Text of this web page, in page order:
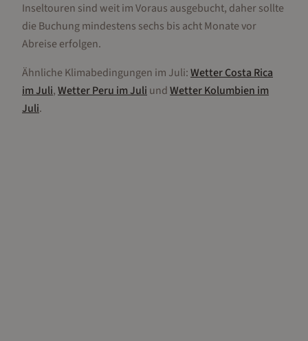
Inseltouren sind weit im Voraus ausgebucht, daher sollte
die Buchung mindestens sechs bis acht Monate vor
Abreise erfolgen.
Ähnliche Klimabedingungen im Juli:WetterCosta Rica
imJuli,WetterPeru imJuli undWetterKolumbien im
Juli.